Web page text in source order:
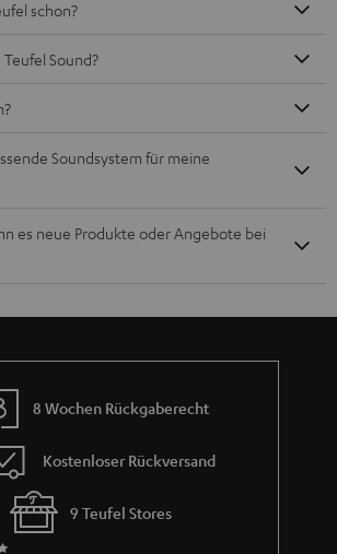
schon?
Sound?
Soundsystem für meine
es neue Produkte oder Angebote bei
8 Wochen Rückgaberecht
Kostenloser Rückversand
9 Teufel Stores